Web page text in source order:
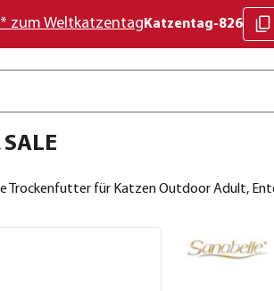
zum Weltkatzentag Katzentag-826
SALE
Trockenfutter für Katzen Outdoor Adult,